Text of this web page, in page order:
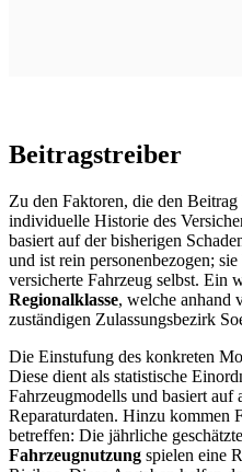
Beitragstreiber
Zu den Faktoren, die den
individuelle Historie des
basiert auf der bisherigen
und ist rein personenbezogen;
versicherte Fahrzeug selbst. Ein
Regionalklasse, welche anhand
zuständigen Zulassungsbezirk
Die Einstufung des konkreten
Diese dient als statistische
Fahrzeugmodells und basiert auf
Reparaturdaten. Hinzu kommen
betreffen: Die jährliche geschätzte
Fahrzeugnutzung spielen eine